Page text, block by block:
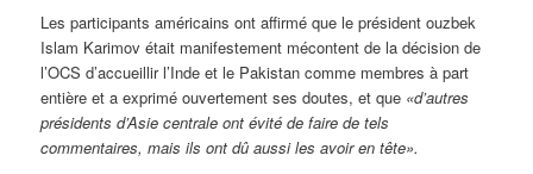
Les participants américains ont affirmé que le président ouzbek
Islam Karimov était manifestement mécontent de la décision de
l’OCS d’accueillir l’Inde et le Pakistan comme membres à part
entière et a exprimé ouvertement ses doutes, et que «d’autres
présidents d’Asie centrale ont évité de faire de tels
commentaires, mais ils ont dû aussi les avoir en tête».